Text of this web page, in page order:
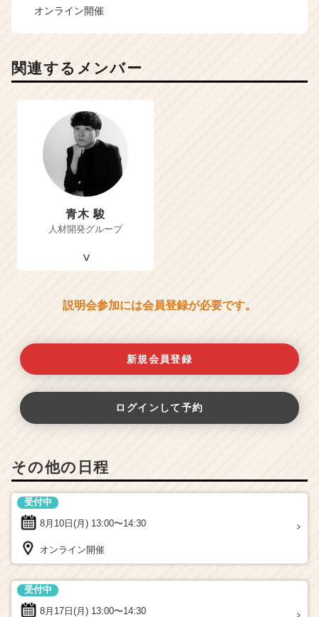
オンライン開催
関連するメンバー
青木 駿
人材開発グループ
説明会参加には会員登録が必要です。
新規会員登録
ログインして予約
その他の日程
8月10日(月) 13:00〜14:30
受付中
オンライン開催
8月17日(月) 13:00〜14:30
受付中